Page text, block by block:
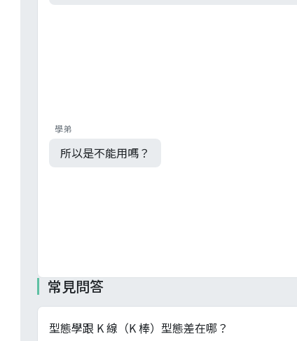
學弟
所以是不能用嗎？
常見問答
型態學跟 K 線（K 棒）型態差在哪？